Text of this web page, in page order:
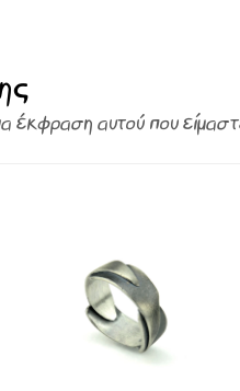
έκφραση αυτού που